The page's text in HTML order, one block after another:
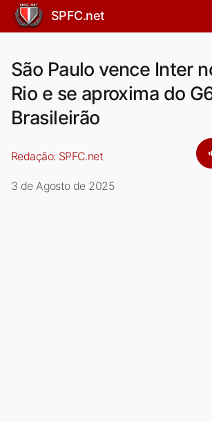
SPFC.net
São Paulo vence Inter
Rio e se aproxima do
Brasileirão
Redação: SPFC.net
3 de Agosto de 2025